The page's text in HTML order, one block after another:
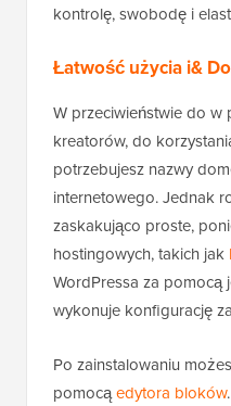
kontrolę, swobodę i
Łatwość użycia i&
W przeciwieństwie do w
kreatorów, do
potrzebujesz nazwy
internetowego. Jednak
zaskakująco proste,
hostingowych, takich jak
WordPressa za pomocą
wykonuje konfigurację
Po zainstalowaniu
pomocąedytora bloków.